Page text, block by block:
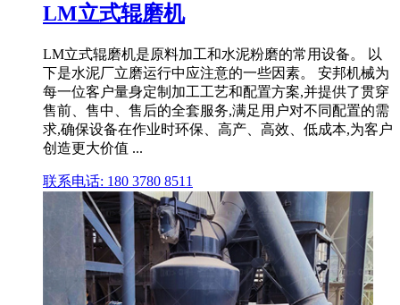
LM立式辊磨机
LM立式辊磨机是原料加工和水泥粉磨的常用设备。 以
下是水泥厂立磨运行中应注意的一些因素。 安邦机械为
每一位客户量身定制加工工艺和配置方案,并提供了贯穿
售前、售中、售后的全套服务,满足用户对不同配置的需
求,确保设备在作业时环保、高产、高效、低成本,为客户
创造更大价值 ...
联系电话: 180 3780 8511